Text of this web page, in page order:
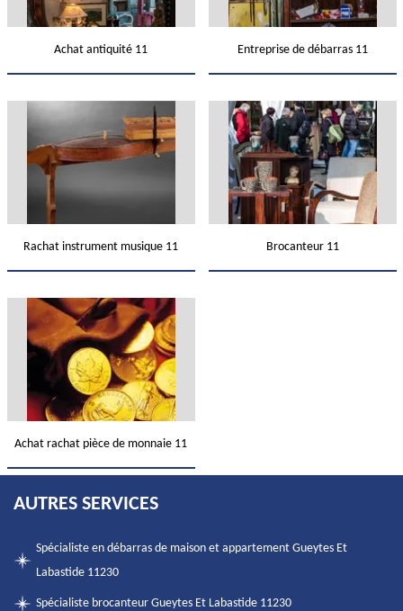
Achat antiquité 11 Entreprise de débarras 11
Rachat instrument musique 11 Brocanteur 11
Achat rachat pièce de monnaie 11
AUTRES SERVICES
Spécialiste en débarras de maison et appartement Gueytes Et
Labastide 11230
Spécialiste brocanteur Gueytes Et Labastide 11230